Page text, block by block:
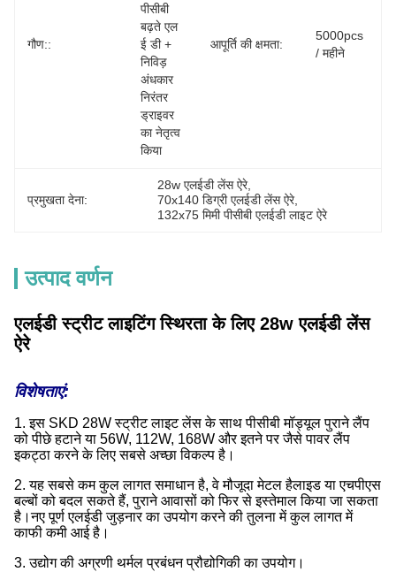
गौण::
पीसीबी
बढ़ते एल
ई डी +
निविड़
अंधकार
निरंतर
ड्राइवर
का नेतृत्व
किया
आपूर्ति की क्षमता:
5000pcs
/ महीने
प्रमुखता देना:
28w एलईडी लेंस ऐरे,
70x140 डिग्री एलईडी लेंस ऐरे,
132x75 मिमी पीसीबी एलईडी लाइट ऐरे
उत्पाद वर्णन
एलईडी स्ट्रीट लाइटिंग स्थिरता के लिए 28w एलईडी लेंस
ऐरे
विशेषताएं:
1. इस SKD 28W स्ट्रीट लाइट लेंस के साथ पीसीबी मॉड्यूल पुराने लैंप
को पीछे हटाने या 56W, 112W, 168W और इतने पर जैसे पावर लैंप
इकट्ठा करने के लिए सबसे अच्छा विकल्प है।
2. यह सबसे कम कुल लागत समाधान है, वे मौजूदा मेटल हैलाइड या एचपीएस
बल्बों को बदल सकते हैं, पुराने आवासों को फिर से इस्तेमाल किया जा सकता
है।नए पूर्ण एलईडी जुड़नार का उपयोग करने की तुलना में कुल लागत में
काफी कमी आई है।
3. उद्योग की अग्रणी थर्मल प्रबंधन प्रौद्योगिकी का उपयोग।